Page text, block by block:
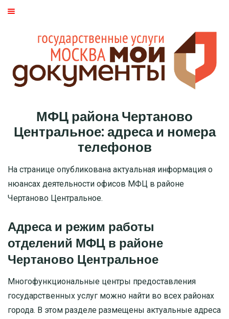
МФЦ района Чертаново
Центральное: адреса и номера
телефонов
На странице опубликована актуальная информация о
нюансах деятельности офисов МФЦ в районе
Чертаново Центральное.
Адреса и режим работы
отделений МФЦ в районе
Чертаново Центральное
Многофункциональные центры предоставления
государственных услуг можно найти во всех районах
города. В этом разделе размещены актуальные адреса
СТАТЬИ
БАСМАННЫЙ РАЙОН
ТВЕРСКОЙ
ЦАО
САО
МОСКОВСКАЯ ОБЛАСТЬ
ПУШКИНО